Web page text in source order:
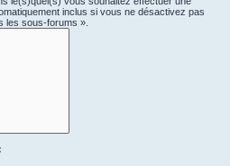
inclus si vous ne désactivez pas
les sous-forums ».